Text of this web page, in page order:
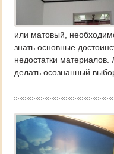
или матовый,
знать основные
недостатки
делать осознанный